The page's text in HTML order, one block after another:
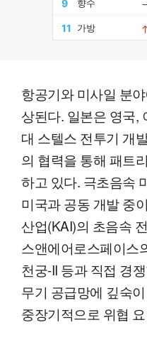
항공기와 미사일 분
상된다. 일본은 영국,
대 스텔스 전투기 개
의 협력을 통해 패트
하고 있다. 극초음속
미국과 공동 개발 중
산업(KAI)의 초음속
스앤에어로스페이스
천궁-II 등과 직접 경
무기 공급망에 깊숙
중장기적으로 위협